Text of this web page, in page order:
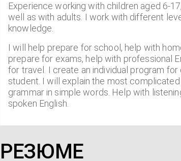
Experience working with children aged 6-
well as with adults. I work with different
knowledge.
I will help prepare for school, help with
prepare for exams, help with professional
for travel. I create an individual program for
student. I will explain the most complicated
grammar in simple words. Help with
spoken English.
РЕЗЮМЕ